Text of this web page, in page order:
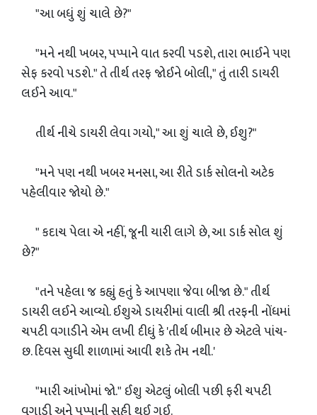
"આ બધું શું ચાલે છે?"
"મને નથી ખબર, પપ્પાને વાત કરવી પડશે, તારા ભાઈને પણ
સેફ કરવો પડશે." તે તીર્થ તરફ જોઈને બોલી," તું તારી ડાયરી
લઈને આવ."
તીર્થ નીચે ડાયરી લેવા ગયો," આ શું ચાલે છે, ઈશુ?"
"મને પણ નથી ખબર મનસા, આ રીતે ડાર્ક સોલનો અટેક
પહેલીવાર જોયો છે."
" કદાચ પેલા એ નહીં, જૂની યારી લાગે છે, આ ડાર્ક સોલ શું
છે?"
"તને પહેલા જ કહ્યું હતું કે આપણા જેવા બીજા છે." તીર્થ
ડાયરી લઈને આવ્યો. ઈશુએ ડાયરીમાં વાલી શ્રી તરફની નોંધમાં
ચપટી વગાડીને એમ લખી દીધું કે 'તીર્થ બીમાર છે એટલે પાંચ-
છ. દિવસ સુધી શાળામાં આવી શકે તેમ નથી.'
"મારી આંખોમાં જો." ઈશુ એટલું બોલી પછી ફરી ચપટી